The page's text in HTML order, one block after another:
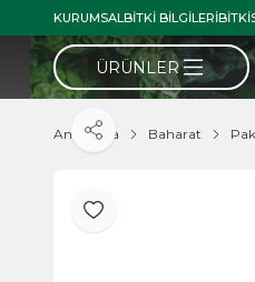
KURUMSALBITKI BILGILERI
ÜRÜNLER
Ana Sayfa Baharat
Favoriye Ekle
Paylaş